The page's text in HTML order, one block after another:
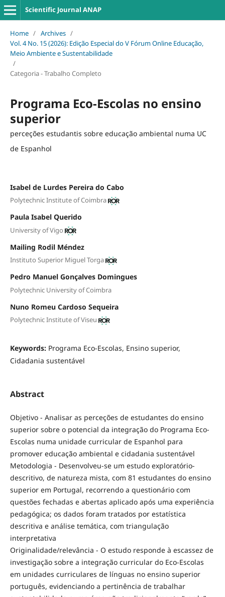
Scientific Journal ANAP
Home / Archives /
Vol. 4 No. 15 (2026): Edição Especial do V Fórum Online Educação,
Meio Ambiente e Sustentabilidade
/
Categoria - Trabalho Completo
Programa Eco-Escolas no ensino
superior
perceções estudantis sobre educação ambiental numa UC
de Espanhol
Isabel de Lurdes Pereira do Cabo
Polytechnic Institute of Coimbra
Paula Isabel Querido
University of Vigo
Mailing Rodil Méndez
Instituto Superior Miguel Torga
Pedro Manuel Gonçalves Domingues
Polytechnic University of Coimbra
Nuno Romeu Cardoso Sequeira
Polytechnic Institute of Viseu
Keywords: Programa Eco-Escolas, Ensino superior,
Cidadania sustentável
Abstract
Objetivo - Analisar as perceções de estudantes do ensino
superior sobre o potencial da integração do Programa Eco-
Escolas numa unidade curricular de Espanhol para
promover educação ambiental e cidadania sustentável
Metodologia - Desenvolveu-se um estudo exploratório-
descritivo, de natureza mista, com 81 estudantes do ensino
superior em Portugal, recorrendo a questionário com
questões fechadas e abertas aplicado após uma experiência
pedagógica; os dados foram tratados por estatística
descritiva e análise temática, com triangulação
interpretativa
Originalidade/relevância - O estudo responde à escassez de
investigação sobre a integração curricular do Eco-Escolas
em unidades curriculares de línguas no ensino superior
português, evidenciando a pertinência de trabalhar